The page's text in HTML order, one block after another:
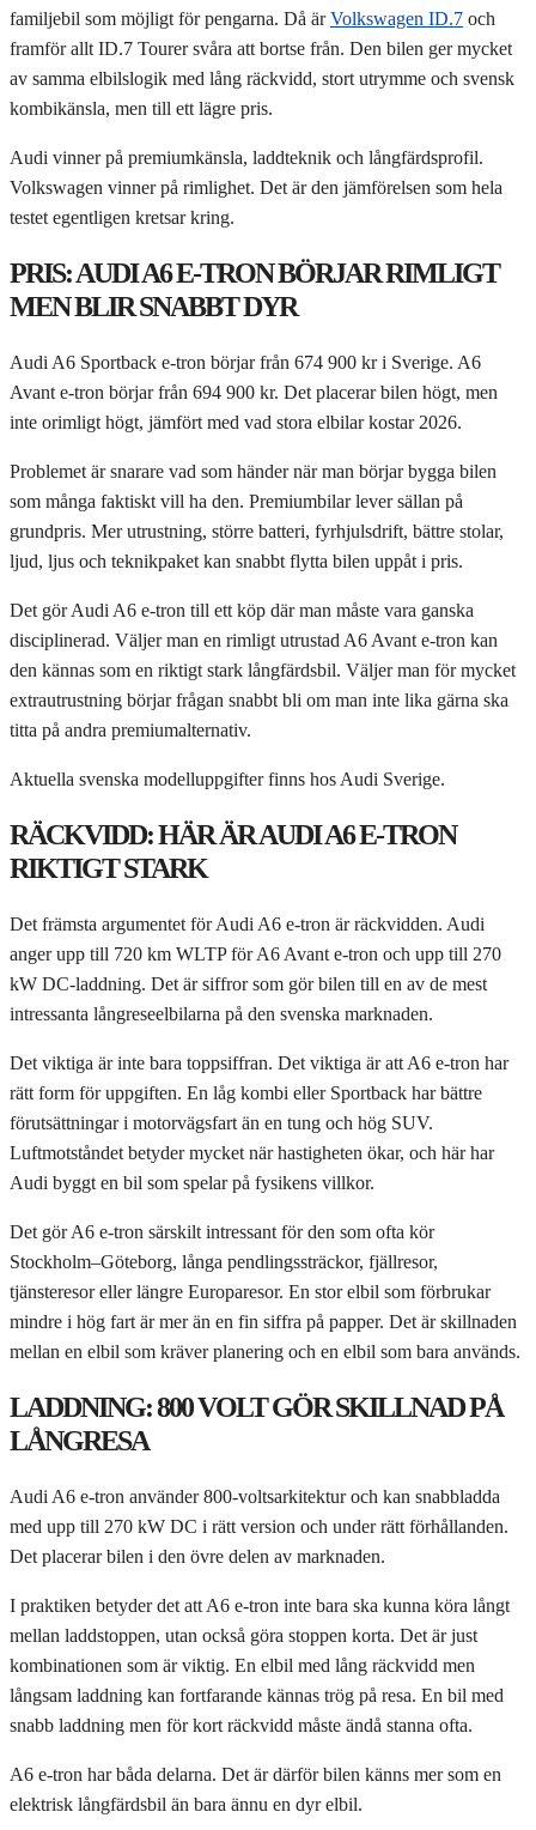
familjebil som möjligt för pengarna. Då ärVolkswagen ID.7 och
framför allt ID.7 Tourer svåra att bortse från. Den bilen ger mycket
av samma elbilslogik med lång räckvidd, stort utrymme och svensk
kombikänsla, men till ett lägre pris.
Audi vinner på premiumkänsla, laddteknik och långfärdsprofil.
Volkswagen vinner på rimlighet. Det är den jämförelsen som hela
testet egentligen kretsar kring.
PRIS: AUDI A6 E-TRON BÖRJAR RIMLIGT
MEN BLIR SNABBT DYR
Audi A6 Sportback e-tron börjar från 674 900 kr i Sverige. A6
Avant e-tron börjar från 694 900 kr. Det placerar bilen högt, men
inte orimligt högt, jämfört med vad stora elbilar kostar 2026.
Problemet är snarare vad som händer när man börjar bygga bilen
som många faktiskt vill ha den. Premiumbilar lever sällan på
grundpris. Mer utrustning, större batteri, fyrhjulsdrift, bättre stolar,
ljud, ljus och teknikpaket kan snabbt flytta bilen uppåt i pris.
Det gör Audi A6 e-tron till ett köp där man måste vara ganska
disciplinerad. Väljer man en rimligt utrustad A6 Avant e-tron kan
den kännas som en riktigt stark långfärdsbil. Väljer man för mycket
extrautrustning börjar frågan snabbt bli om man inte lika gärna ska
titta på andra premiumalternativ.
Aktuella svenska modelluppgifter finns hos Audi Sverige.
RÄCKVIDD: HÄR ÄR AUDI A6 E-TRON
RIKTIGT STARK
Det främsta argumentet för Audi A6 e-tron är räckvidden. Audi
anger upp till 720 km WLTP för A6 Avant e-tron och upp till 270
kW DC-laddning. Det är siffror som gör bilen till en av de mest
intressanta långreseelbilarna på den svenska marknaden.
Det viktiga är inte bara toppsiffran. Det viktiga är att A6 e-tron har
rätt form för uppgiften. En låg kombi eller Sportback har bättre
förutsättningar i motorvägsfart än en tung och hög SUV.
Luftmotståndet betyder mycket när hastigheten ökar, och här har
Audi byggt en bil som spelar på fysikens villkor.
Det gör A6 e-tron särskilt intressant för den som ofta kör
Stockholm–Göteborg, långa pendlingssträckor, fjällresor,
tjänsteresor eller längre Europaresor. En stor elbil som förbrukar
mindre i hög fart är mer än en fin siffra på papper. Det är skillnaden
mellan en elbil som kräver planering och en elbil som bara används.
LADDNING: 800 VOLT GÖR SKILLNAD PÅ
LÅNGRESA
Audi A6 e-tron använder 800-voltsarkitektur och kan snabbladda
med upp till 270 kW DC i rätt version och under rätt förhållanden.
Det placerar bilen i den övre delen av marknaden.
I praktiken betyder det att A6 e-tron inte bara ska kunna köra långt
mellan laddstoppen, utan också göra stoppen korta. Det är just
kombinationen som är viktig. En elbil med lång räckvidd men
långsam laddning kan fortfarande kännas trög på resa. En bil med
snabb laddning men för kort räckvidd måste ändå stanna ofta.
A6 e-tron har båda delarna. Det är därför bilen känns mer som en
elektrisk långfärdsbil än bara ännu en dyr elbil.